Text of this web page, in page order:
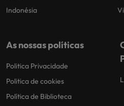
Indonésia
As nossas políticas
Politica Privacidade
Politica de cookies
Política de Biblioteca